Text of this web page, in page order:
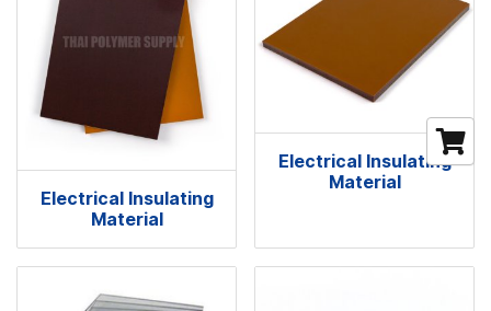
Electrical Insulating
Material
Electrical Insulating
Material